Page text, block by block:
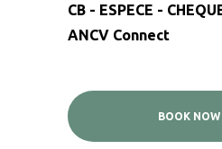
CB - ESPECE -
ANCV Connect
BOOK NOW